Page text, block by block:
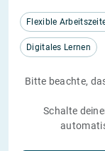
Flexible
Digitales Lernen
Bitte beachte,
Schalte